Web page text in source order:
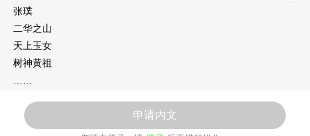
张璞
二华之山
天上玉女
树神黄祖
卷二 妖魔鬼怪
宋大贤
申请内文